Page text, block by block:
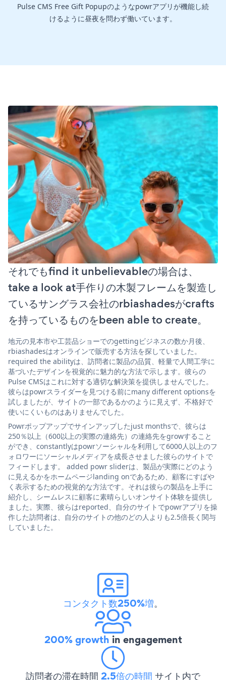
Pulse CMS Free Gift Popupのようなpowrアプリが機能し続
けるように昼夜を問わず働いています。
それでもfind it unbelievableの場合は、
take a look at手作りの木製フレームを製造し
ているサングラス会社のrbiashadesがcrafts
を持っているものをbeen able to create。
地元の見本市や工芸品ショーでのgettingビジネスの数か月後、
rbiashadesはオンラインで販売する方法を探していました。
required the abilityは、訪問者に製品の品質、軽量で人間工学に
基づいたデザインを視覚的に魅力的な方法で示します。彼らの
Pulse CMSはこれに対する適切な解決策を提供しませんでした。
彼らはpowrスライダーを見つける前にmany different optionsを
試しましたが、サイトの一部であるかのように見えず、不格好で
使いにくいものはありませんでした。
Powrポップアップでサインアップしたjust monthsで、彼らは
250％以上（600以上の実際の連絡先）の連絡先をgrowすること
ができ、constantlyはpowrソーシャルを利用して6000人以上のフ
ォロワーにソーシャルメディアを成長させました彼らのサイトで
フィードします。 added powr sliderは、製品が実際にどのよう
に見えるかをホームページlanding onであるため、顧客にすばや
く表示するための視覚的な方法です。それは彼らの製品を上手に
紹介し、シームレスに顧客に素晴らしいオンサイト体験を提供し
ました。実際、彼らはreported、自分のサイトでpowrアプリを操
作した訪問者は、自分のサイトの他のどの人よりも2.5倍長く関与
していました。
コンタクト数250%増。
200% growth in engagement
訪問者の滞在時間 2.5倍の時間 サイト内で